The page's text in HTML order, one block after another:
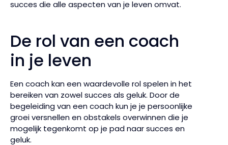
succes die alle aspecten van je leven omvat.
De rol van een coach
in je leven
Een coach kan een waardevolle rol spelen in het
bereiken van zowel succes als geluk. Door de
begeleiding van een coach kun je je persoonlijke
groei versnellen en obstakels overwinnen die je
mogelijk tegenkomt op je pad naar succes en
geluk.